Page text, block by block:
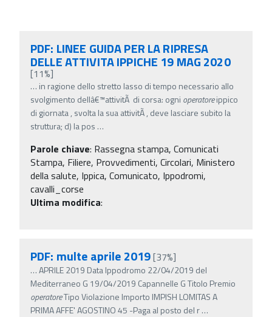
PDF: LINEE GUIDA PER LA RIPRESA
DELLE ATTIVITA IPPICHE 19 MAG 2020
[11%]
… in ragione dello stretto lasso di tempo necessario allo
svolgimento dellâ€™attivitÃ di corsa: ogni operatoreippico
di giornata , svolta la sua attivitÃ , deve lasciare subito la
struttura; d) la pos …
Parole chiave: Rassegna stampa, Comunicati
Stampa, Filiere, Provvedimenti, Circolari, Ministero
della salute, Ippica, Comunicato, Ippodromi,
cavalli_corse
Ultima modifica:
PDF: multe aprile 2019[37%]
…APRILE 2019 Data Ippodromo 22/04/2019 del
Mediterraneo G 19/04/2019 Capannelle G Titolo Premio
operatoreTipo Violazione Importo IMPISH LOMITAS A
PRIMA AFFE' AGOSTINO 45 -Paga al posto del r…